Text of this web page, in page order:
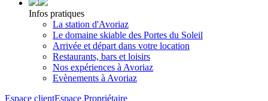
Infos pratiques
La station d'Avoriaz
Le domaine skiable des Portes du Soleil
Arrivée et départ dans votre location
Restaurants, bars et loisirs
Nos expériences à Avoriaz
Evènements à Avoriaz
Espace clientEspace Propriétaire